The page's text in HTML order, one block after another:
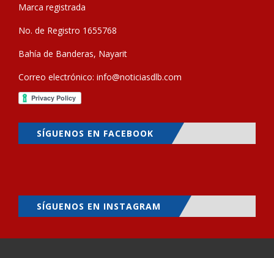
Marca registrada
No. de Registro 1655768
Bahía de Banderas, Nayarit
Correo electrónico: info@noticiasdlb.com
SÍGUENOS EN FACEBOOK
SÍGUENOS EN INSTAGRAM